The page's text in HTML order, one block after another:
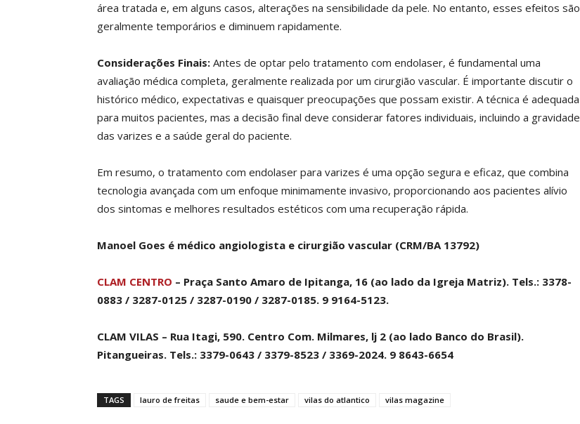
área tratada e, em alguns casos, alterações na sensibilidade da pele. No entanto, esses efeitos são
geralmente temporários e diminuem rapidamente.
Considerações Finais: Antes de optar pelo tratamento com endolaser, é fundamental uma
avaliação médica completa, geralmente realizada por um cirurgião vascular. É importante discutir o
histórico médico, expectativas e quaisquer preocupações que possam existir. A técnica é adequada
para muitos pacientes, mas a decisão final deve considerar fatores individuais, incluindo a gravidade
das varizes e a saúde geral do paciente.
Em resumo, o tratamento com endolaser para varizes é uma opção segura e eficaz, que combina
tecnologia avançada com um enfoque minimamente invasivo, proporcionando aos pacientes alívio
dos sintomas e melhores resultados estéticos com uma recuperação rápida.
Manoel Goes é médico angiologista e cirurgião vascular (CRM/BA 13792)
CLAM CENTRO – Praça Santo Amaro de Ipitanga, 16 (ao lado da Igreja Matriz). Tels.: 3378-
0883 / 3287-0125 / 3287-0190 / 3287-0185. 9 9164-5123.
CLAM VILAS – Rua Itagi, 590. Centro Com. Milmares, lj 2 (ao lado Banco do Brasil).
Pitangueiras. Tels.: 3379-0643 / 3379-8523 / 3369-2024. 9 8643-6654
TAGS lauro de freitas saude e bem-estar vilas do atlantico vilas magazine